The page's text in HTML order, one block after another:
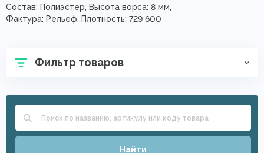
Состав: Полиэстер, Высота ворса: 8 мм,
Фактура: Рельеф, Плотность: 729 600
Фильтр товаров
Найти